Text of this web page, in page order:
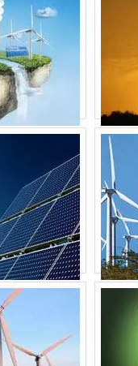
é uma
está
em contato conosco
Grupo Gerador |